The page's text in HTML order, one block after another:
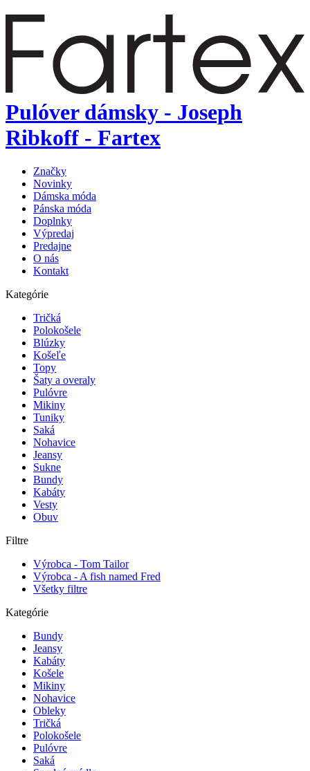
Pulóver dámsky - Joseph
Ribkoff - Fartex
Značky
Novinky
Dámska móda
Pánska móda
Doplnky
Výpredaj
Predajne
O nás
Kontakt
Kategórie
Tričká
Polokošele
Blúzky
Košeľe
Topy
Šaty a overaly
Pulóvre
Mikiny
Tuniky
Saká
Nohavice
Jeansy
Sukne
Bundy
Kabáty
Vesty
Obuv
Filtre
Výrobca - Tom Tailor
Výrobca - A fish named Fred
Všetky filtre
Kategórie
Bundy
Jeansy
Kabáty
Košele
Mikiny
Nohavice
Obleky
Tričká
Polokošele
Pulóvre
Saká